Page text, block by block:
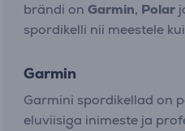
brändi on Garmin, Polar
spordikelli nii meestele
Garmin
Garmini spordikellad on
eluviisiga inimeste ja